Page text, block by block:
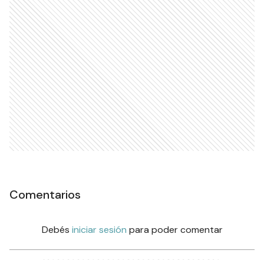
Comentarios
Debés iniciar sesión para poder comentar